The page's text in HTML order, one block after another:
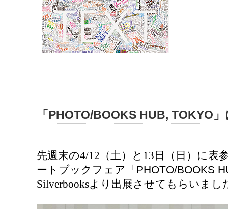
「PHOTO/BOOKS HUB, TOKYO
先週末の4/12（土）と13日（日）に表
ートブックフェア「 PHOTO/BOOKS
Silverbooksより出展させてもらいまし